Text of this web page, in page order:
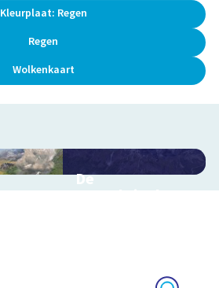
Kleurplaat: Regen
Regen
Wolkenkaart
De
waterkringloop